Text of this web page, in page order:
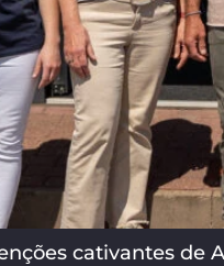
cativantes